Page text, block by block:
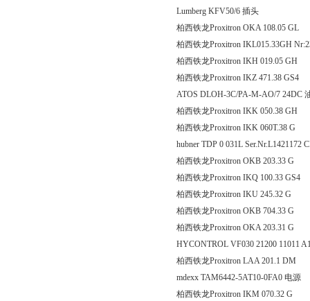
Lumberg KFV50/6 插头
柏西铁龙Proxitron OKA
柏西铁龙Proxitron IKL015.33GH
柏西铁龙Proxitron IKH
柏西铁龙Proxitron IKZ
ATOS DLOH-3C/PA-M-AO/7 24DC
柏西铁龙Proxitron IKK
柏西铁龙Proxitron IKK
hubner TDP 0 031L Ser.Nr.L1421172
柏西铁龙Proxitron OKB
柏西铁龙Proxitron IKQ
柏西铁龙Proxitron IKU
柏西铁龙Proxitron OKB
柏西铁龙Proxitron OKA
HYCONTROL VF030 21200 11011
柏西铁龙Proxitron LAA
mdexx TAM6442-5AT10-0FA0 电源
柏西铁龙Proxitron IKM